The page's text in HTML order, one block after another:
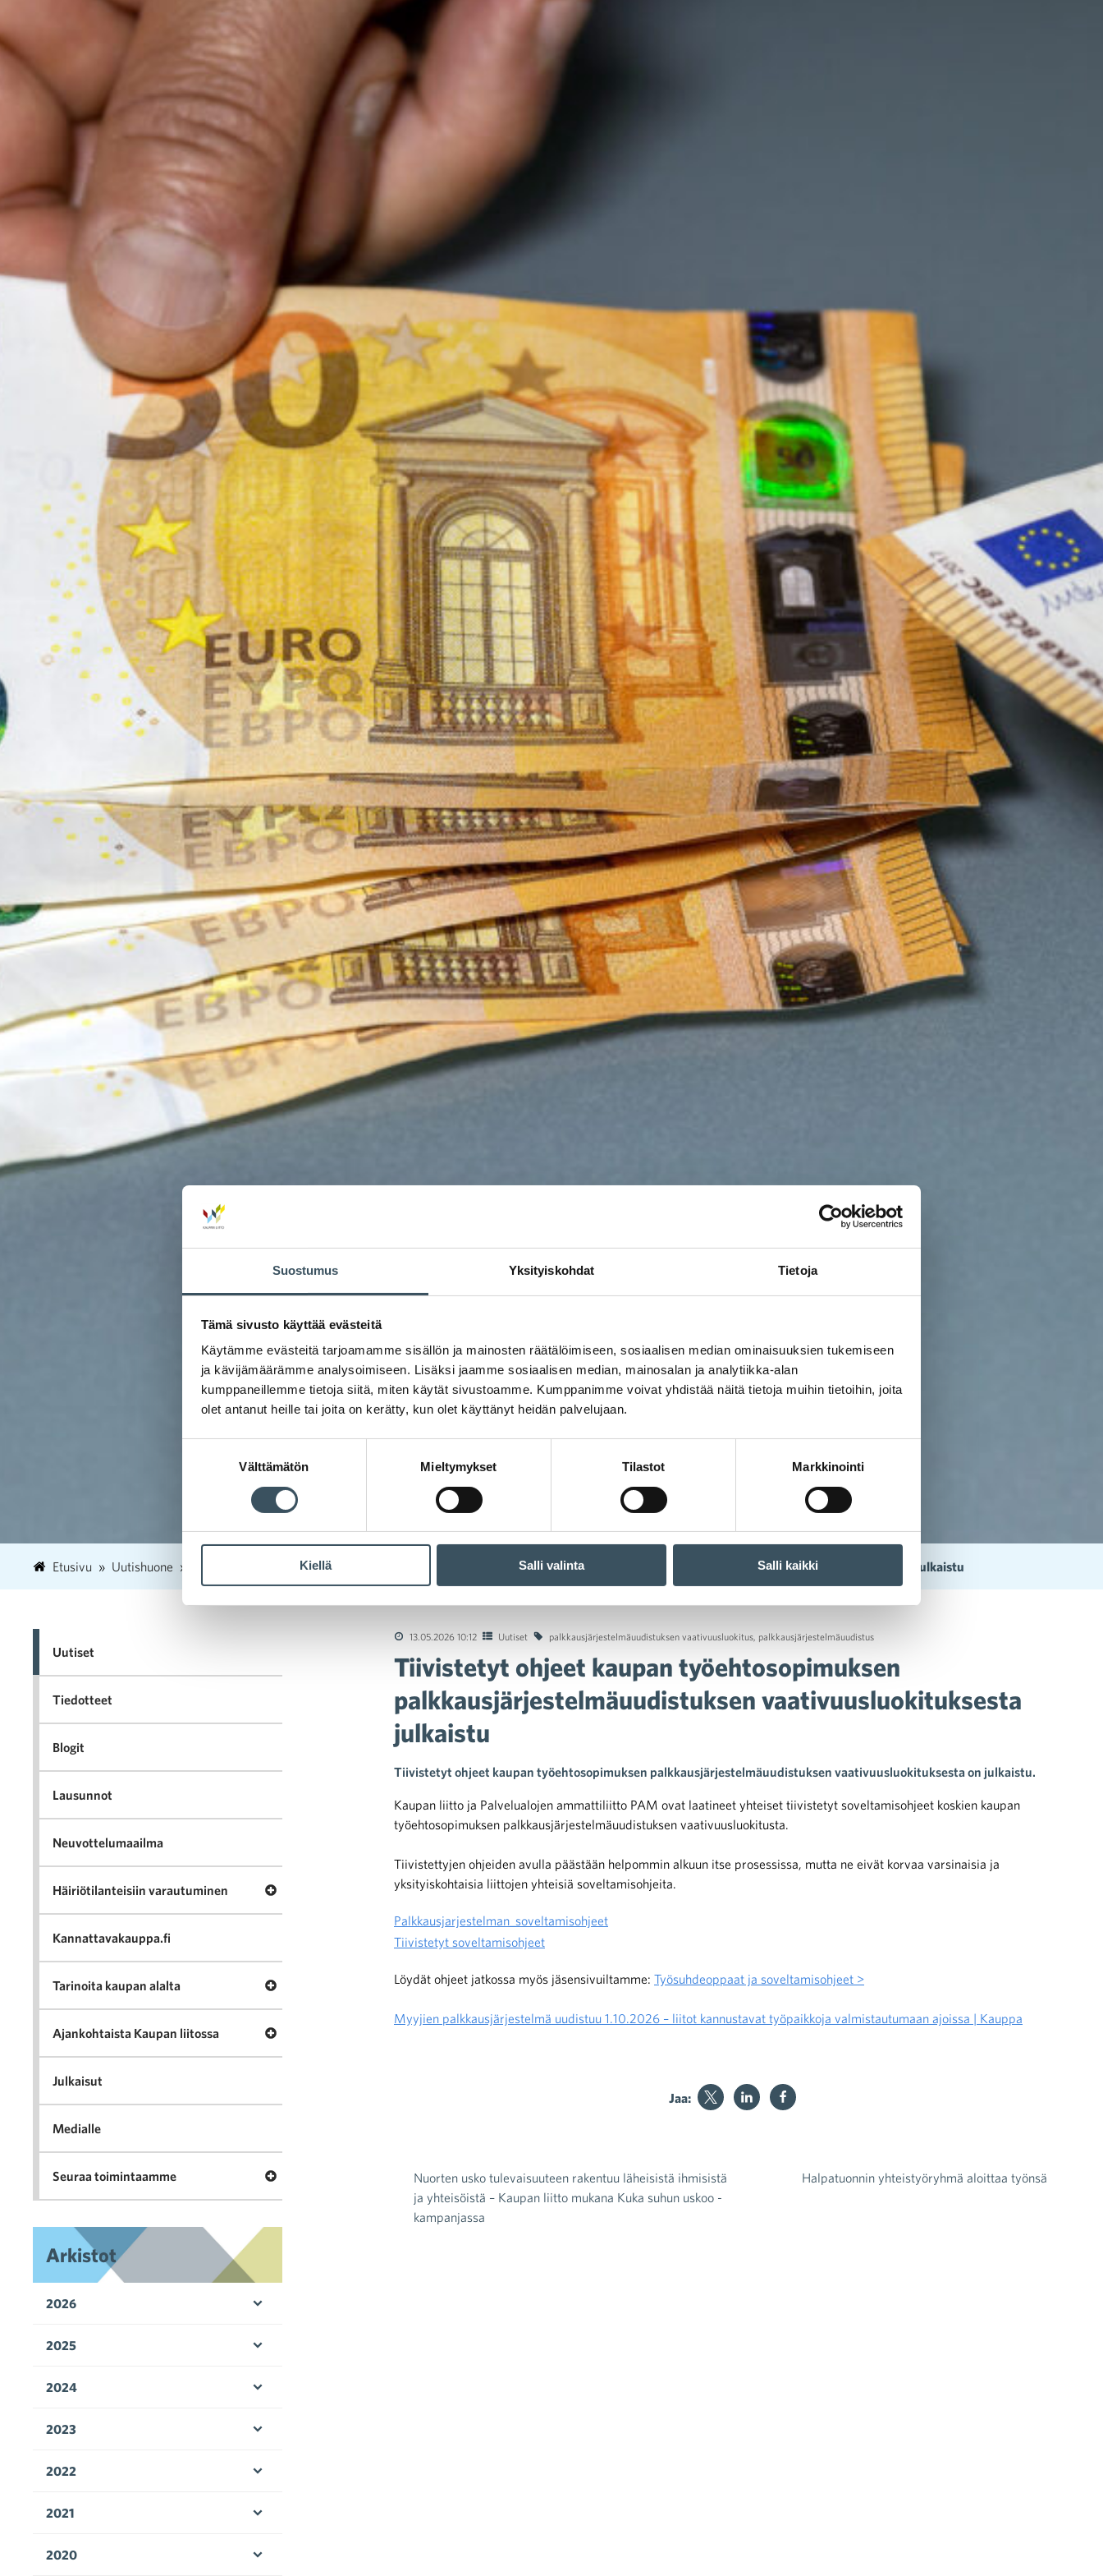
Suostumus Yksityiskohdat Tietoja
Tämä sivusto käyttää evästeitä
Käytämme evästeitä tarjoamamme sisällön ja mainosten räätälöimiseen, sosiaalisen median ominaisuuksien tukemiseen
ja kävijämäärämme analysoimiseen. Lisäksi jaamme sosiaalisen median, mainosalan ja analytiikka-alan
kumppaneillemme tietoja siitä, miten käytät sivustoamme. Kumppanimme voivat yhdistää näitä tietoja muihin tietoihin, joita
olet antanut heille tai joita on kerätty, kun olet käyttänyt heidän palvelujaan.
Välttämätön Mieltymykset Tilastot Markkinointi
Kiellä Salli valinta Salli kaikki
Etusivu Uutishuone 13 Tiivistetyt ohjeet kaupan työehtosopimuksen palkkausjärjestelmäuudistuksen vaativuusluokituksesta julkaistu
13.05.2026 10:12 Uutiset palkkausjärjestelmäuudistuksen vaativuusluokitus palkkausjärjestelmäuudistus
Tiivistetyt ohjeet kaupan työehtosopimuksen
palkkausjärjestelmäuudistuksen vaativuusluokituksesta
julkaistu
Tiivistetyt ohjeet kaupan työehtosopimuksen palkkausjärjestelmäuudistuksen vaativuusluokituksesta on julkaistu.
Kaupan liitto ja Palvelualojen ammattiliitto PAM ovat laatineet yhteiset tiivistetyt soveltamisohjeet koskien kaupan
työehtosopimuksen palkkausjärjestelmäuudistuksen vaativuusluokitusta.
Tiivistettyjen ohjeiden avulla päästään helpommin alkuun itse prosessissa, mutta ne eivät korvaa varsinaisia ja
yksityiskohtaisia liittojen yhteisiä soveltamisohjeita.
Palkkausjarjestelman_soveltamisohjeet
Tiivistetyt soveltamisohjeet
Löydät ohjeet jatkossa myös jäsensivuiltamme: Työsuhdeoppaat ja soveltamisohjeet >
Myyjien palkkausjärjestelmä uudistuu 1.10.2026 – liitot kannustavat työpaikkoja valmistautumaan ajoissa | Kauppa
Jaa:
Artikkelien selaus
Nuorten usko tulevaisuuteen rakentuu läheisistä ihmisistä
ja yhteisöistä – Kaupan liitto mukana Kuka suhun uskoo -
kampanjassa
Halpatuonnin yhteistyöryhmä aloittaa työnsä
Uutiset
Tiedotteet
Blogit
Lausunnot
Neuvottelumaailma
Häiriötilanteisiin varautuminen Avaa valikko Häiriötilanteisiin varautuminen
Kannattavakauppa.fi
Tarinoita kaupan alalta Avaa valikko Tarinoita kaupan alalta
Ajankohtaista Kaupan liitossa Avaa valikko Ajankohtaista Kaupan liitossa
Julkaisut
Medialle
Seuraa toimintaamme Avaa valikko Seuraa toimintaamme
Arkistot
2026
2025
2024
2023
2022
2021
2020